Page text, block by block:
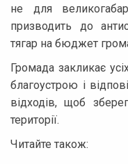
не для
призводить до
тягар на бюджет
Громада закликає
благоустрою і
відходів, щоб
території.
Читайте також: